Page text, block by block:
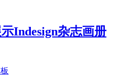
Indesign杂志画册